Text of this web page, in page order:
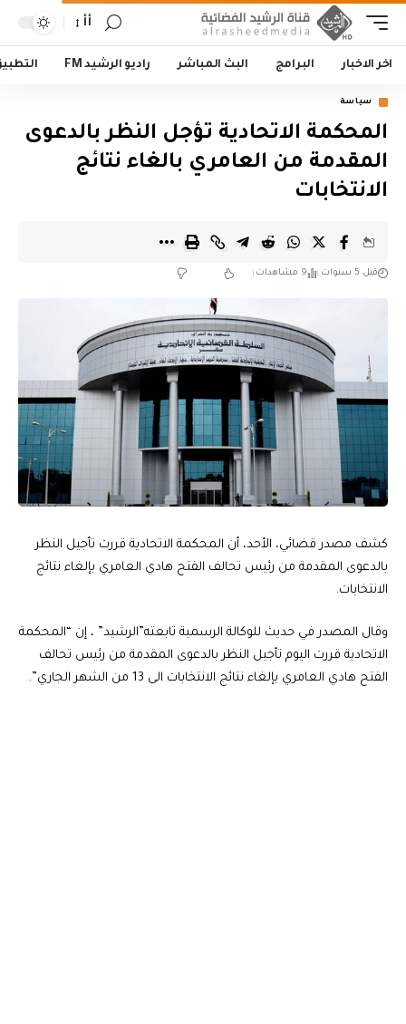
أأ
اخر الاخبار البرامج البث المباشر راديو الرشيد FM
سياسة
‏المحكمة الاتحادية تؤجل النظر بالدعوى
المقدمة من العامري بالغاء نتائج
الانتخابات
قبل 5 سنوات 9 مشاهدات
كشف مصدر قضائي، الأحد، أن المحكمة الاتحادية قررت تأجيل النظر
بالدعوى المقدمة من رئيس تحالف الفتح هادي العامري بإلغاء نتائج
الانتخابات.
وقال المصدر في حديث للوكالة الرسمية تابعته”الرشيد” ، إن “المحكمة
الاتحادية قررت اليوم تأجيل النظر بالدعوى المقدمة من رئيس تحالف
الفتح هادي العامري بإلغاء نتائج الانتخابات الى 13 من الشهر الجاري”.